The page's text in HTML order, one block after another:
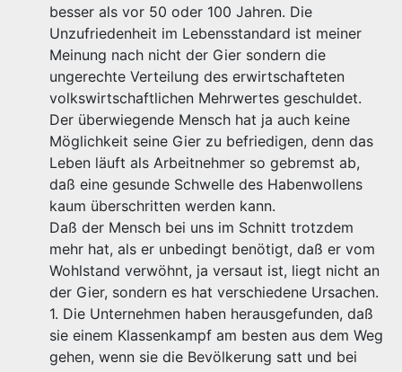
besser als vor 50 oder 100 Jahren. Die
Unzufriedenheit im Lebensstandard ist meiner
Meinung nach nicht der Gier sondern die
ungerechte Verteilung des erwirtschafteten
volkswirtschaftlichen Mehrwertes geschuldet.
Der überwiegende Mensch hat ja auch keine
Möglichkeit seine Gier zu befriedigen, denn das
Leben läuft als Arbeitnehmer so gebremst ab,
daß eine gesunde Schwelle des Habenwollens
kaum überschritten werden kann.
Daß der Mensch bei uns im Schnitt trotzdem
mehr hat, als er unbedingt benötigt, daß er vom
Wohlstand verwöhnt, ja versaut ist, liegt nicht an
der Gier, sondern es hat verschiedene Ursachen.
1. Die Unternehmen haben herausgefunden, daß
sie einem Klassenkampf am besten aus dem Weg
gehen, wenn sie die Bevölkerung satt und bei